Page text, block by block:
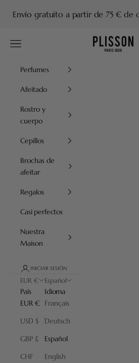
Envío gratuito a partir de 75 € de
Plisson 1808
Menú
Perfumes
Afeitado
Rostro y
cuerpo
Cepillos
Brochas de
afeitar
Regalos
Casi perfectos
Nuestra
Maison
INICIAR SESIÓN
EUR €
País
EUR €
USD $
GBP £
CHF
Español
Idioma
Français
Deutsch
Español
English